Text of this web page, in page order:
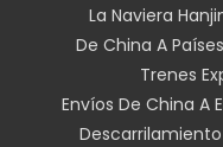
La Naviera
De China A
Trenes
Envíos De China A
Descarrilamiento